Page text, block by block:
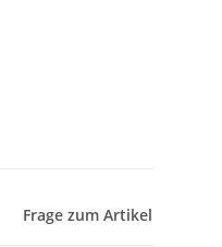
Frage zum Artikel